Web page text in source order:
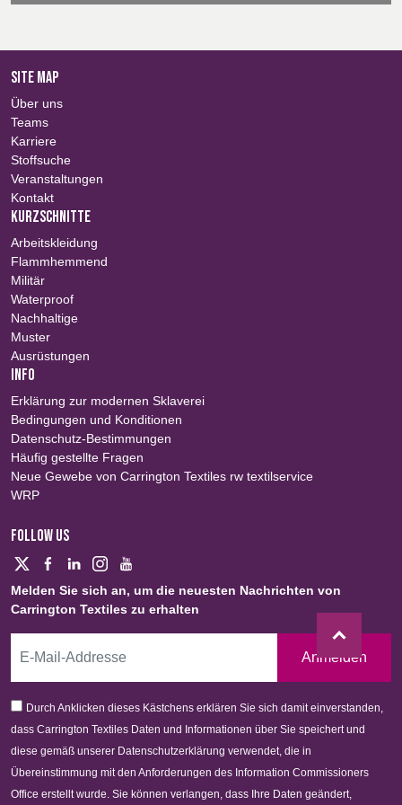
SITE MAP
Über uns
Teams
Karriere
Stoffsuche
Veranstaltungen
Kontakt
KURZSCHNITTE
Arbeitskleidung
Flammhemmend
Militär
Waterproof
Nachhaltige
Muster
Ausrüstungen
INFO
Erklärung zur modernen Sklaverei
Bedingungen und Konditionen
Datenschutz-Bestimmungen
Häufig gestellte Fragen
Neue Gewebe von Carrington Textiles rw textilservice
WRP
FOLLOW US
Melden Sie sich an, um die neuesten Nachrichten von
Carrington Textiles zu erhalten
Anmelden
Durch Anklicken dieses Kästchens erklären Sie sich damit einverstanden,
dass Carrington Textiles Daten und Informationen über Sie speichert und
diese gemäß unserer Datenschutzerklärung verwendet, die in
Übereinstimmung mit den Anforderungen des Information Commissioners
Office erstellt wurde. Sie können verlangen, dass Ihre Daten geändert,